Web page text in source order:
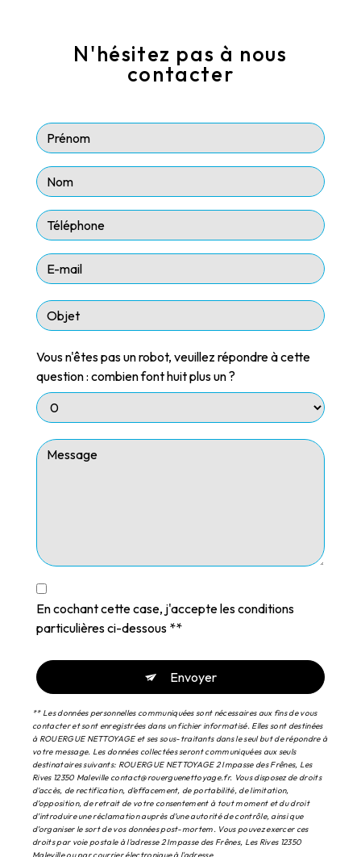
N'hésitez pas à nous
contacter
Vous n'êtes pas un robot, veuillez répondre à cette
question : combien font huit plus un ?
En cochant cette case, j'accepte les conditions
particulières ci-dessous **
Envoyer
** Les données personnelles communiquées sont nécessaires aux fins de vous
contacter et sont enregistrées dans un fichier informatisé. Elles sont destinées
à ROUERGUE NETTOYAGE et ses sous-traitants dans le seul but de répondre à
votre message. Les données collectées seront communiquées aux seuls
destinataires suivants: ROUERGUE NETTOYAGE 2 Impasse des Frênes, Les
Rives 12350 Maleville contact@rouerguenettoyage.fr. Vous disposez de droits
d’accès, de rectification, d’effacement, de portabilité, de limitation,
d’opposition, de retrait de votre consentement à tout moment et du droit
d’introduire une réclamation auprès d’une autorité de contrôle, ainsi que
d’organiser le sort de vos données post-mortem. Vous pouvez exercer ces
droits par voie postale à l'adresse 2 Impasse des Frênes, Les Rives 12350